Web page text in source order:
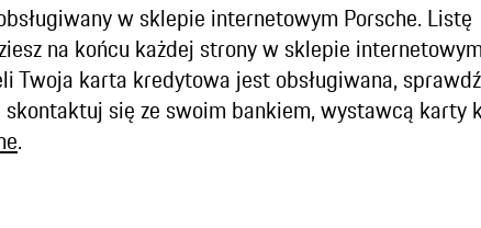
w sklepie internetowym Porsche. Listę
na końcu każdej strony w sklepie
karta kredytowa jest obsługiwana,
się ze swoim bankiem, wystawcą karty
.